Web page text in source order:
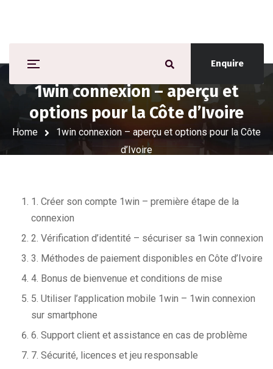
Enquire
1win connexion – aperçu et
options pour la Côte d’Ivoire
Home
1win connexion – aperçu et options pour la Côte
d’Ivoire
1. Créer son compte 1win – première étape de la
connexion
2. Vérification d’identité – sécuriser sa 1win connexion
3. Méthodes de paiement disponibles en Côte d’Ivoire
4. Bonus de bienvenue et conditions de mise
5. Utiliser l’application mobile 1win – 1win connexion
sur smartphone
6. Support client et assistance en cas de problème
7. Sécurité, licences et jeu responsable